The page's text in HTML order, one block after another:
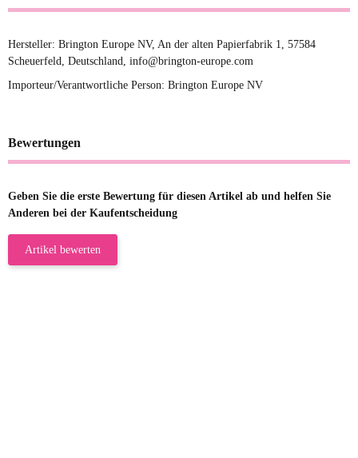
Hersteller: Brington Europe NV, An der alten Papierfabrik 1, 57584
Scheuerfeld, Deutschland, info@brington-europe.com
Importeur/Verantwortliche Person: Brington Europe NV
Bewertungen
Geben Sie die erste Bewertung für diesen Artikel ab und helfen Sie
Anderen bei der Kaufentscheidung
Artikel bewerten